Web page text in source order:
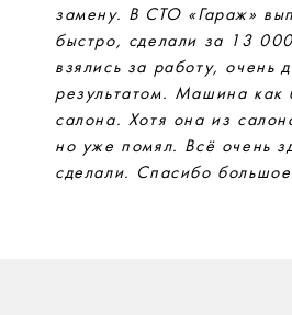
замену. В СТО «Гараж»
быстро, сделали за 13
взялись за работу, очень
результатом. Машина как
салона. Хотя она из
но уже помял. Всё очень
сделали. Спасибо